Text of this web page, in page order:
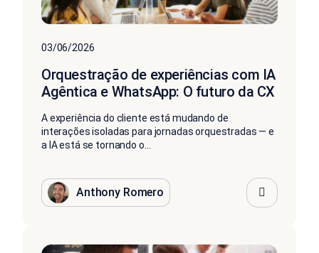
03/06/2026
Orquestração de experiências com IA
Agêntica e WhatsApp: O futuro da CX
A experiência do cliente está mudando de
interações isoladas para jornadas orquestradas — e
a IA está se tornando o...
Anthony Romero